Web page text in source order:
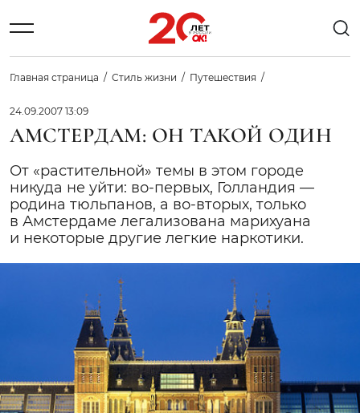
Главная страница Стиль жизни Путешествия
24.09.2007 13:09
АМСТЕРДАМ: ОН ТАКОЙ ОДИН
От «растительной» темы в этом городе
никуда не уйти: во-первых, Голландия —
родина тюльпанов, а во-вторых, только
в Амстердаме легализована марихуана
и некоторые другие легкие наркотики.